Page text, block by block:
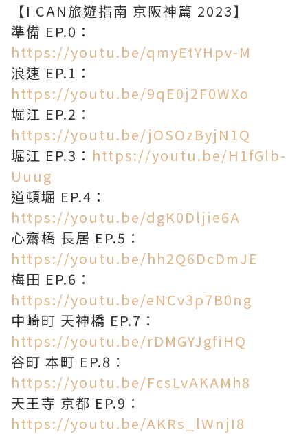
【I CAN旅遊指南 京阪神篇 2023】
準備 EP.0：
https://youtu.be/qmyEtYHpv-M
浪速 EP.1：
https://youtu.be/9qE0j2F0WXo
堀江 EP.2：
https://youtu.be/jOSOzByjN1Q
堀江 EP.3： https://youtu.be/H1fGlb-
Uuug
道頓堀 EP.4：
https://youtu.be/dgK0Dljie6A
心齋橋 長居 EP.5：
https://youtu.be/hh2Q6DcDmJE
梅田 EP.6：
https://youtu.be/eNCv3p7B0ng
中崎町 天神橋 EP.7：
https://youtu.be/rDMGYJgfiHQ
谷町 本町 EP.8：
https://youtu.be/FcsLvAKAMh8
天王寺 京都 EP.9：
https://youtu.be/AKRs_lWnjI8